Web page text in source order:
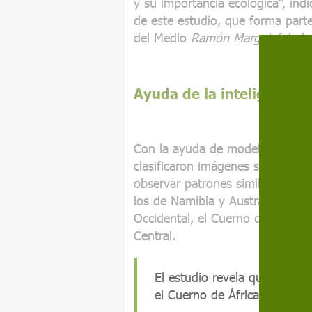
de este estudio, que forma
del Medio Ramón Margalefde la
Ayuda de la inteligencia
Con la ayuda de modelos
clasificaron imágenes satelitales
observar patrones similares a
los de Namibia y Australia
Occidental, el Cuerno de África,
Central.
El estudio revela que
el Cuerno de África,